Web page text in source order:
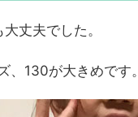
丈夫でした。
、130が大きめです。